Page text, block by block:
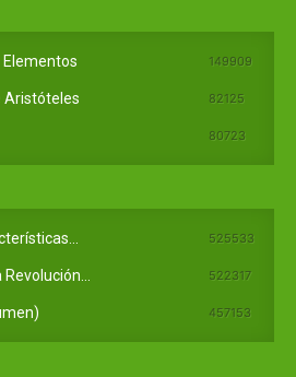
Elementos 149909
Aristóteles 82125
80723
525533
522317
457153